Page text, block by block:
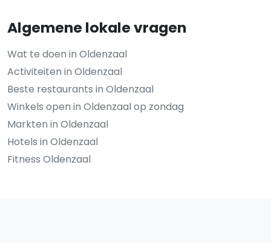
Algemene lokale vragen
Wat te doen in Oldenzaal
Activiteiten in Oldenzaal
Beste restaurants in Oldenzaal
Winkels open in Oldenzaal op zondag
Markten in Oldenzaal
Hotels in Oldenzaal
Fitness Oldenzaal